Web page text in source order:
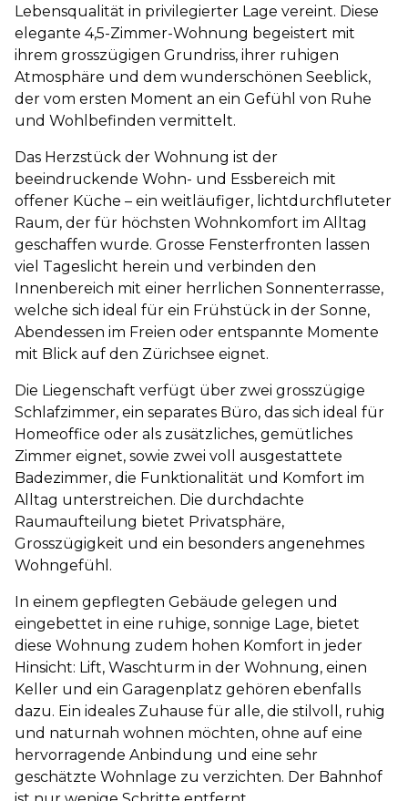
Lebensqualität in privilegierter Lage vereint. Diese
elegante 4,5-Zimmer-Wohnung begeistert mit
ihrem grosszügigen Grundriss, ihrer ruhigen
Atmosphäre und dem wunderschönen Seeblick,
der vom ersten Moment an ein Gefühl von Ruhe
und Wohlbefinden vermittelt.
Das Herzstück der Wohnung ist der
beeindruckende Wohn- und Essbereich mit
offener Küche – ein weitläufiger, lichtdurchfluteter
Raum, der für höchsten Wohnkomfort im Alltag
geschaffen wurde. Grosse Fensterfronten lassen
viel Tageslicht herein und verbinden den
Innenbereich mit einer herrlichen Sonnenterrasse,
welche sich ideal für ein Frühstück in der Sonne,
Abendessen im Freien oder entspannte Momente
mit Blick auf den Zürichsee eignet.
Die Liegenschaft verfügt über zwei grosszügige
Schlafzimmer, ein separates Büro, das sich ideal für
Homeoffice oder als zusätzliches, gemütliches
Zimmer eignet, sowie zwei voll ausgestattete
Badezimmer, die Funktionalität und Komfort im
Alltag unterstreichen. Die durchdachte
Raumaufteilung bietet Privatsphäre,
Grosszügigkeit und ein besonders angenehmes
Wohngefühl.
In einem gepflegten Gebäude gelegen und
eingebettet in eine ruhige, sonnige Lage, bietet
diese Wohnung zudem hohen Komfort in jeder
Hinsicht: Lift, Waschturm in der Wohnung, einen
Keller und ein Garagenplatz gehören ebenfalls
dazu. Ein ideales Zuhause für alle, die stilvoll, ruhig
und naturnah wohnen möchten, ohne auf eine
hervorragende Anbindung und eine sehr
geschätzte Wohnlage zu verzichten. Der Bahnhof